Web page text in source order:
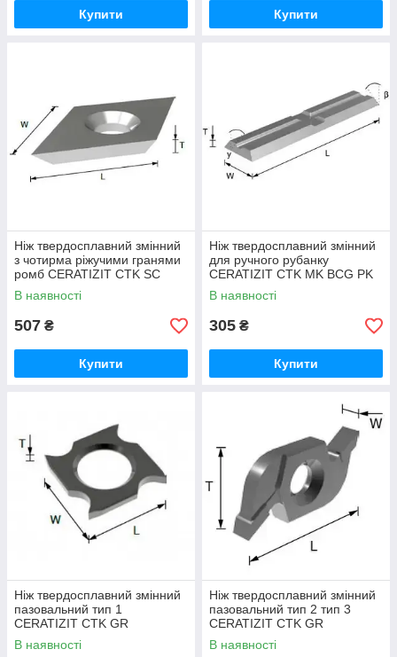
Купити Купити
Ніж твердосплавний змінний
з чотирма ріжучими гранями
ромб CERATIZIT CTK SC
RHO
В наявності
507 ₴
Купити
Ніж твердосплавний змінний
для ручного рубанку
CERATIZIT CTK MK BCG PK
В наявності
305 ₴
Купити
Ніж твердосплавний змінний
пазовальний тип 1
CERATIZIT CTK GR
В наявності
Ніж твердосплавний змінний
пазовальний тип 2 тип 3
CERATIZIT CTK GR
В наявності